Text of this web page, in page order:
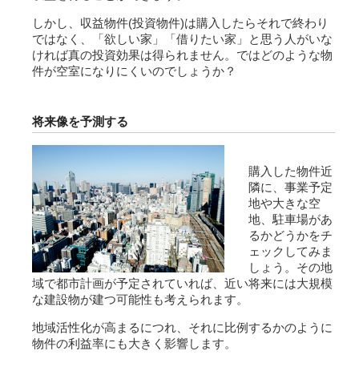
しかし、 収益物件(投資物件)は購入したらそれで終わり
ではなく、「欲しい家 」「借りたい家」と思う人がいな
ければ真の投資効果は得られません。ではどのような物
件が空室になりにくいのでしょうか？
将来像を予測する
購入した物件近
隣に、事業予定
地や大きな空
地、駐車場があ
るかどうかをチ
ェックしてみま
しょう。その地
域で都市計画が予定されていれば、近い将来には大規模
な建設物が建つ可能性も考えられます。
地域活性化が高まるにつれ、それに比例するかのように
物件の利益率にも大きく影響します。